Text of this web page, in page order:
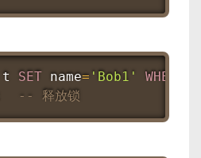
t SET name= 'Bob1' WHERE
-- 释放锁